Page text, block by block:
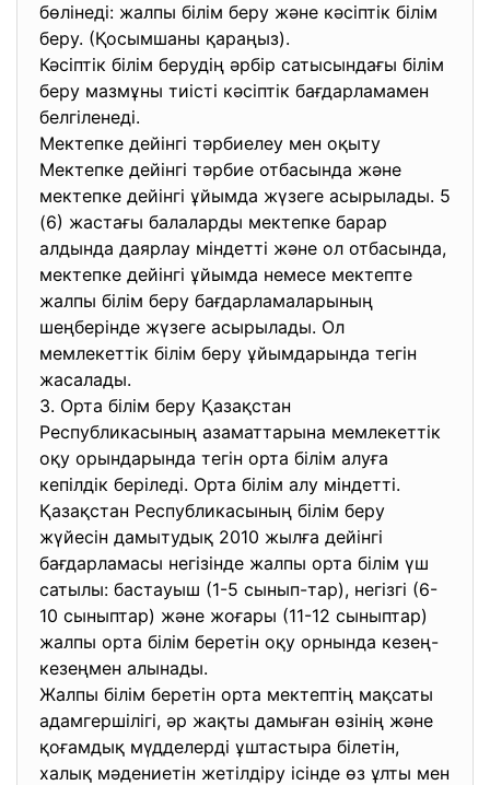
бөлінеді: жалпы білім беру және кәсіптік білім
беру. (Қосымшаны қараңыз).
Кәсіптік білім берудің әрбір сатысындағы білім
беру мазмұны тиісті кәсіптік бағдарламамен
белгіленеді.
Мектепке дейінгі тәрбиелеу мен оқыту
Мектепке дейінгі тәрбие отбасында және
мектепке дейінгі ұйымда жүзеге асырылады. 5
(6) жастағы балаларды мектепке барар
алдында даярлау міндетті және ол отбасында,
мектепке дейінгі ұйымда немесе мектепте
жалпы білім беру бағдарламаларының
шеңберінде жүзеге асырылады. Ол
мемлекеттік білім беру ұйымдарында тегін
жасалады.
3. Орта білім беру Қазақстан
Республикасының азаматтарына мемлекеттік
оқу орындарында тегін орта білім алуға
кепілдік беріледі. Орта білім алу міндетті.
Қазақстан Республикасының білім беру
жүйесін дамытудық 2010 жылға дейінгі
бағдарламасы негізінде жалпы орта білім үш
сатылы: бастауыш (1-5 сынып-тар), негізгі (6-
10 сыныптар) және жоғары (11-12 сыныптар)
жалпы орта білім беретін оқу орнында кезең-
кезеңмен алынады.
Жалпы білім беретін орта мектептің мақсаты
адамгершілігі, әр жақты дамыған өзінің және
қоғамдық мүдделерді ұштастыра білетін,
халық мәдениетін жетілдіру ісінде өз ұлты мен